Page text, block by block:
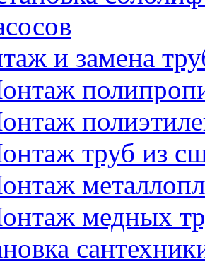
и замена
труб из
медных